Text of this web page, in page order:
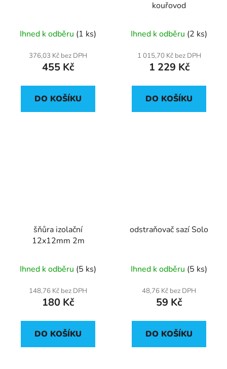
Ihned k odběru (1 ks)
376,03 Kč bez DPH
455 Kč
DO KOŠÍKU
kouřovod
Ihned k odběru (2 ks)
1 015,70 Kč bez DPH
1 229 Kč
DO KOŠÍKU
šňůra izolační
12x12mm 2m
Ihned k odběru (5 ks)
148,76 Kč bez DPH
180 Kč
DO KOŠÍKU
odstraňovač sazí Solo
Ihned k odběru (5 ks)
48,76 Kč bez DPH
59 Kč
DO KOŠÍKU